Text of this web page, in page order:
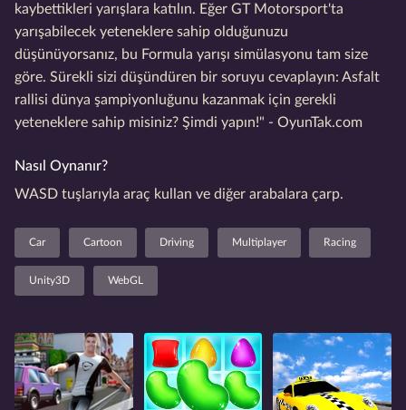
kaybettikleri yarışlara katılın. Eğer GT Motorsport'ta
yarışabilecek yeteneklere sahip olduğunuzu
düşünüyorsanız, bu Formula yarışı simülasyonu tam size
göre. Sürekli sizi düşündüren bir soruyu cevaplayın: Asfalt
rallisi dünya şampiyonluğunu kazanmak için gerekli
yeteneklere sahip misiniz? Şimdi yapın!" - OyunTak.com
Nasıl Oynanır?
WASD tuşlarıyla araç kullan ve diğer arabalara çarp.
Car Cartoon Driving Multiplayer Racing
Unity3D WebGL